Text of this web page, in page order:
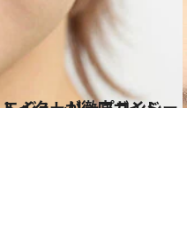
ローバル旗艦店クリエイターが徹底ガイド